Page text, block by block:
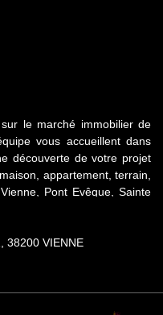
le marché immobilier de
vous accueillent dans
découverte de votre projet
appartement, terrain,
Pont Evêque, Sainte
notre équipe vous
mutuelle, pour une
38200 VIENNE